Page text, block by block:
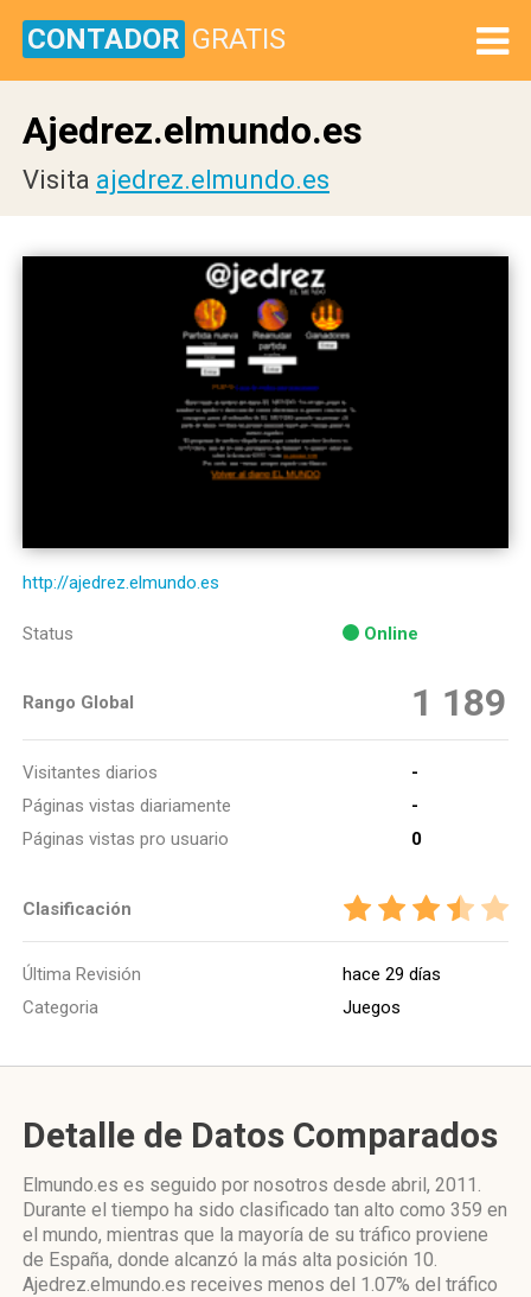
CONTADOR GRATIS
Ajedrez.elmundo.es
Visita ajedrez.elmundo.es
http://ajedrez.elmundo.es
Status Online
Rango Global 1 189
Visitantes diarios
-
Páginas vistas diariamente
-
Páginas vistas pro usuario
0
Clasificación
Última Revisión
hace 29 días
Categoria
Juegos
Detalle de Datos Comparados
Elmundo.es es seguido por nosotros desde abril, 2011.
Durante el tiempo ha sido clasificado tan alto como 359 en
el mundo, mientras que la mayoría de su tráfico proviene
de España, donde alcanzó la más alta posición 10.
Ajedrez.elmundo.es receives menos del 1.07% del tráfico